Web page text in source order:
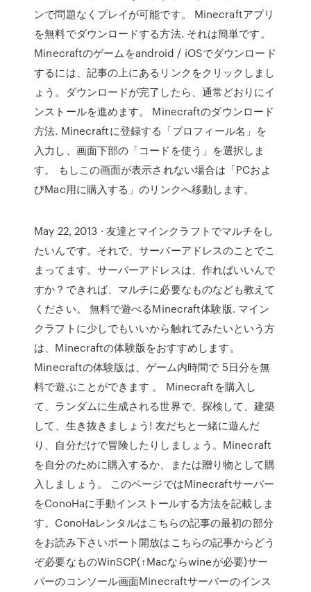
ンで問題なくプレイが可能です。 Minecraftアプリ
を無料でダウンロードする方法. それは簡単です。
Minecraftのゲームをandroid / iOSでダウンロード
するには、記事の上にあるリンクをクリックしまし
ょう。ダウンロードが完了したら、通常どおりにイ
ンストールを進めます。 Minecraftのダウンロード
方法. Minecraftに登録する「プロフィール名」を
入力し、画面下部の「コードを使う」を選択しま
す。 もしこの画面が表示されない場合は「PCおよ
びMac用に購入する」のリンクへ移動します。
May 22, 2013 · 友達とマインクラフトでマルチをし
たいんです。それで、サーバーアドレスのことでこ
まってます。サーバーアドレスは、作ればいいんで
すか？できれば、マルチに必要なものなども教えて
ください。 無料で遊べるMinecraft体験版. マイン
クラフトに少しでもいいから触れてみたいという方
は、Minecraftの体験版をおすすめします。
Minecraftの体験版は、ゲーム内時間で 5日分を無
料で遊ぶことができます 。 Minecraftを購入し
て、ランダムに生成される世界で、探検して、建築
して、生き抜きましょう! 友だちと一緒に遊んだ
り、自分だけで冒険したりしましょう。Minecraft
を自分のために購入するか、または贈り物として購
入しましょう。 このページではMinecraftサーバー
をConoHaに手動インストールする方法を記載しま
す。ConoHaレンタルはこちらの記事の最初の部分
をお読み下さいポート開放はこちらの記事からどう
ぞ必要なものWinSCP(↑Macならwineが必要)サー
バーのコンソール画面Minecraftサーバーのインス